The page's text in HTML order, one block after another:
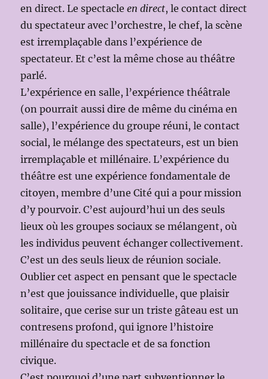
en direct. Le spectacleen direct, le contact direct
du spectateur avec l’orchestre, le chef, la scène
est irremplaçable dans l’expérience de
spectateur. Et c’est la même chose au théâtre
parlé.
L’expérience en salle, l’expérience théâtrale
(on pourrait aussi dire de même du cinéma en
salle), l’expérience du groupe réuni, le contact
social, le mélange des spectateurs, est un bien
irremplaçable et millénaire. L’expérience du
théâtre est une expérience fondamentale de
citoyen, membre d’une Cité qui a pour mission
d’y pourvoir. C’est aujourd’hui un des seuls
lieux où les groupes sociaux se mélangent, où
les individus peuvent échanger collectivement.
C’est un des seuls lieux de réunion sociale.
Oublier cet aspect en pensant que le spectacle
n’est que jouissance individuelle, que plaisir
solitaire, que cerise sur un triste gâteau est un
contresens profond, qui ignore l’histoire
millénaire du spectacle et de sa fonction
civique.